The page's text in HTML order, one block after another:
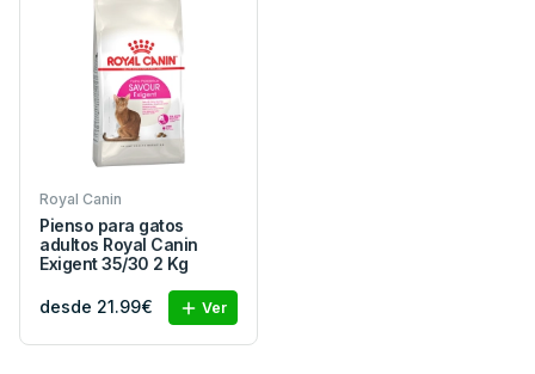
Royal Canin
Pienso para gatos
adultos Royal Canin
Exigent 35/30 2 Kg
desde 21.99€ Ver